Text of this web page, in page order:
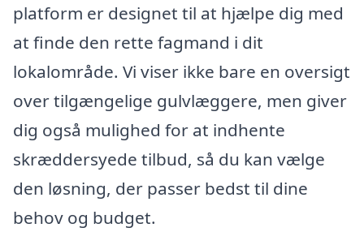
platform er designet til at hjælpe dig med
at finde den rette fagmand i dit
lokalområde. Vi viser ikke bare en oversigt
over tilgængelige gulvlæggere, men giver
dig også mulighed for at indhente
skræddersyede tilbud, så du kan vælge
den løsning, der passer bedst til dine
behov og budget.